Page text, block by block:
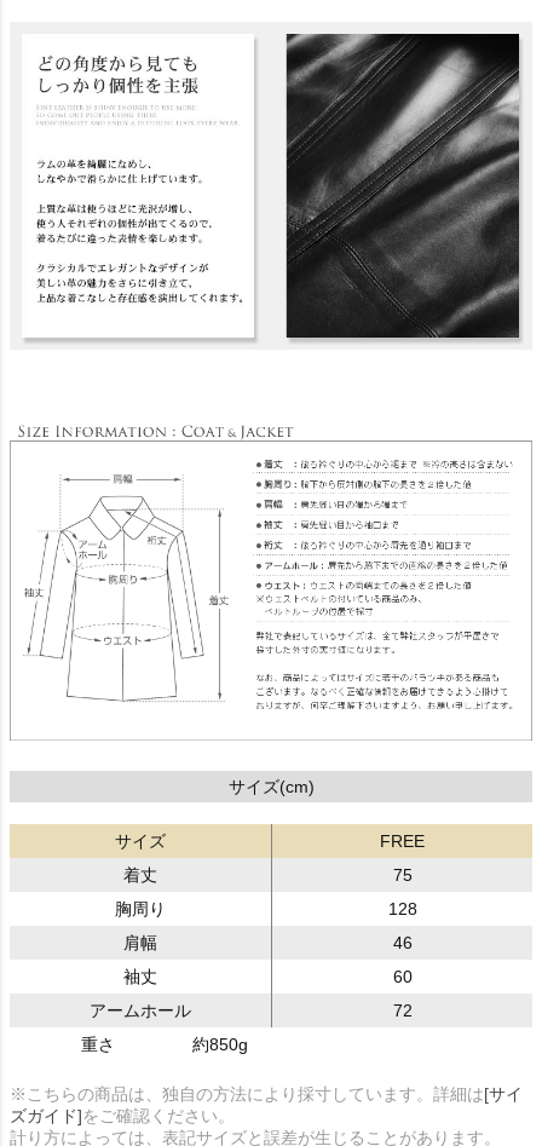
サイズ(cm)
サイズ
FREE
着丈
75
胸周り
128
肩幅
46
袖丈
60
アームホール
72
重さ
約850g
※こちらの商品は、独自の方法により採寸しています。詳細は[サイ
ズガイド]をご確認ください。
計り方によっては、表記サイズと誤差が生じることがあります。